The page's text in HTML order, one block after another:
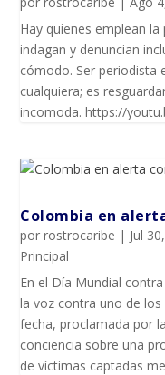
Hay quienes emplean
indagan y denuncian
cómodo. Ser periodista
cualquiera; es
incomoda. https://
Colombia en
porrostrocaribe | Jul
Principal
En el Día Mundial
la voz contra uno de
fecha, proclamada por
conciencia sobre una
de víctimas captadas